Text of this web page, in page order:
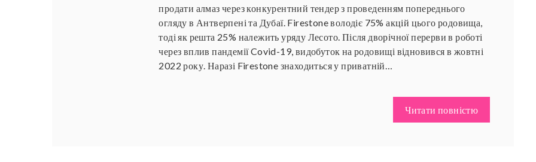
продати алмаз через конкурентний тендер з проведенням попереднього
огляду в Антверпені та Дубаї. Firestone володіє 75% акцій цього родовища,
тоді як решта 25% належить уряду Лесото. Після дворічної перерви в роботі
через вплив пандемії Covid-19, видобуток на родовищі відновився в жовтні
2022 року. Наразі Firestone знаходиться у приватній…
Читати повністю